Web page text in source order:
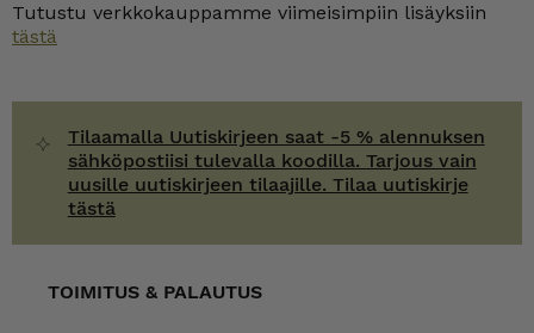
Tutustu verkkokauppamme viimeisimpiin lisäyksiin
tästä
Tilaamalla Uutiskirjeen saat -5 % alennuksen
sähköpostiisi tulevalla koodilla. Tarjous vain
uusille uutiskirjeen tilaajille. Tilaa uutiskirje
tästä
TOIMITUS & PALAUTUS